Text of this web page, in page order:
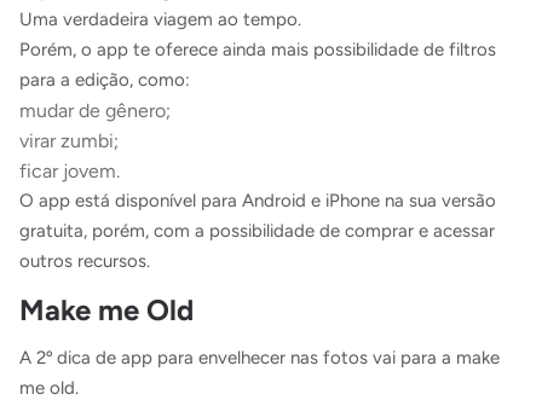
Uma verdadeira viagem ao tempo.
Porém, o app te oferece ainda mais possibilidade de filtros
para a edição, como:
mudar de gênero;
virar zumbi;
ficar jovem.
O app está disponível para Android e iPhone na sua versão
gratuita, porém, com a possibilidade de comprar e acessar
outros recursos.
Make me Old
A 2º dica de app para envelhecer nas fotos vai para a make
me old.